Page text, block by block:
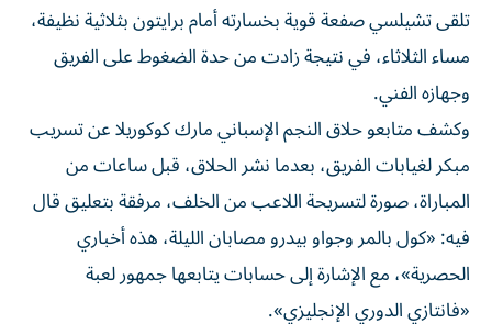
تلقى تشيلسي صفعة قوية بخسارته أمام برايتون بثلاثية نظيفة،
مساء الثلاثاء، في نتيجة زادت من حدة الضغوط على الفريق
وجهازه الفني.
وكشف متابعو حلاق النجم الإسباني مارك كوكوريلا عن تسريب
مبكر لغيابات الفريق، بعدما نشر الحلاق، قبل ساعات من
المباراة، صورة لتسريحة اللاعب من الخلف، مرفقة بتعليق قال
فيه: «كول بالمر وجواو بيدرو مصابان الليلة، هذه أخباري
الحصرية»، مع الإشارة إلى حسابات يتابعها جمهور لعبة
«فانتازي الدوري الإنجليزي».